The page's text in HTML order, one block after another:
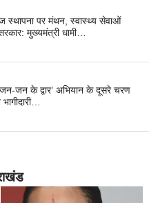
स्थापना पर मंथन, स्वास्थ्य सेवाओं
मुख्यमंत्री धामी…
जन के द्वार’ अभियान के दूसरे चरण